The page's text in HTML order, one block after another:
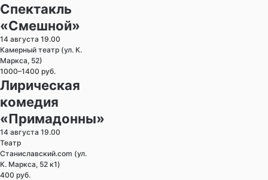
Спектакль
«Смешной»
14 августа 19.00
Камерный театр (ул. К.
Маркса, 52)
1000–1400 руб.
Лирическая
комедия
«Примадонны»
14 августа 19.00
Театр
Станиславский.com (ул.
К. Маркса, 52 к1)
400 руб.